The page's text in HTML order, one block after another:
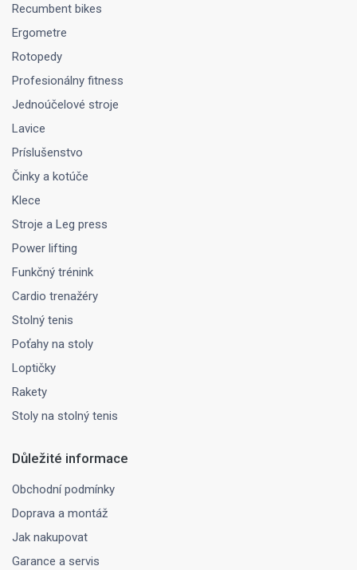
Recumbent bikes
Ergometre
Rotopedy
Profesionálny fitness
Jednoúčelové stroje
Lavice
Príslušenstvo
Činky a kotúče
Klece
Stroje a Leg press
Power lifting
Funkčný trénink
Cardio trenažéry
Stolný tenis
Poťahy na stoly
Loptičky
Rakety
Stoly na stolný tenis
Důležité informace
Obchodní podmínky
Doprava a montáž
Jak nakupovat
Garance a servis